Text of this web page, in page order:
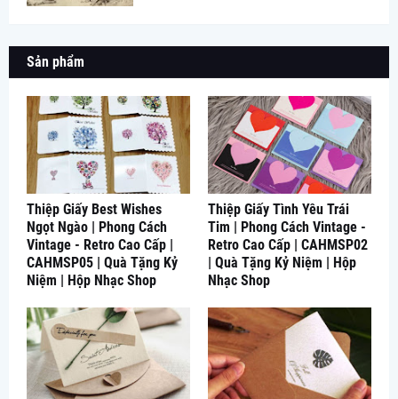
Sản phẩm
Thiệp Giấy Best Wishes
Ngọt Ngào | Phong Cách
Vintage - Retro Cao Cấp |
CAHMSP05 | Quà Tặng Kỷ
Niệm | Hộp Nhạc Shop
Thiệp Giấy Tình Yêu Trái
Tim | Phong Cách Vintage -
Retro Cao Cấp | CAHMSP02
| Quà Tặng Kỷ Niệm | Hộp
Nhạc Shop